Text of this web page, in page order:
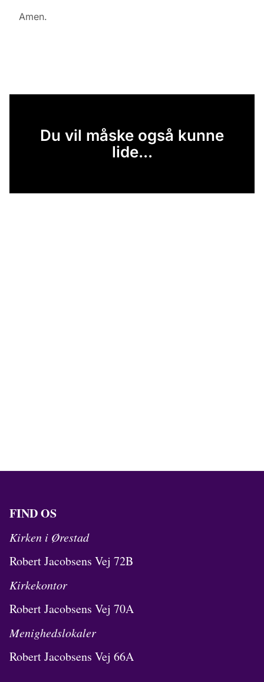
Amen.
Du vil måske også kunne
lide...
FIND OS
Kirken i Ørestad
Robert Jacobsens Vej 72B
Kirkekontor
Robert Jacobsens Vej 70A
Menighedslokaler
Robert Jacobsens Vej 66A